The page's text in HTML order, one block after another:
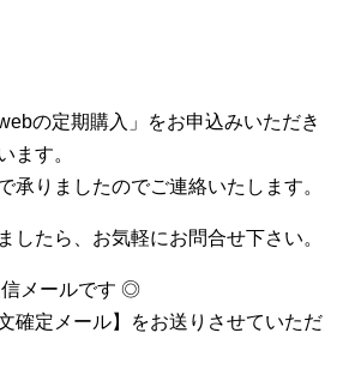
の定期購入」をお申込みいただき
ます。
承りましたのでご連絡いたします。
したら、お気軽にお問合せ下さい。
メールです ◎
確定メール】をお送りさせていただ